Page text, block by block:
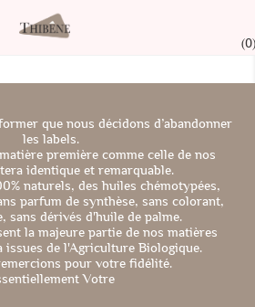
(0)
que nous décidons d’abandonner
les labels.
première comme celle de nos
identique et remarquable.
naturels, des huiles chémotypées,
parfum de synthèse, sans colorant,
sans dérivés d'huile de palme.
la majeure partie de nos matières
issues de l'Agriculture Biologique.
pour votre fidélité.
Votre